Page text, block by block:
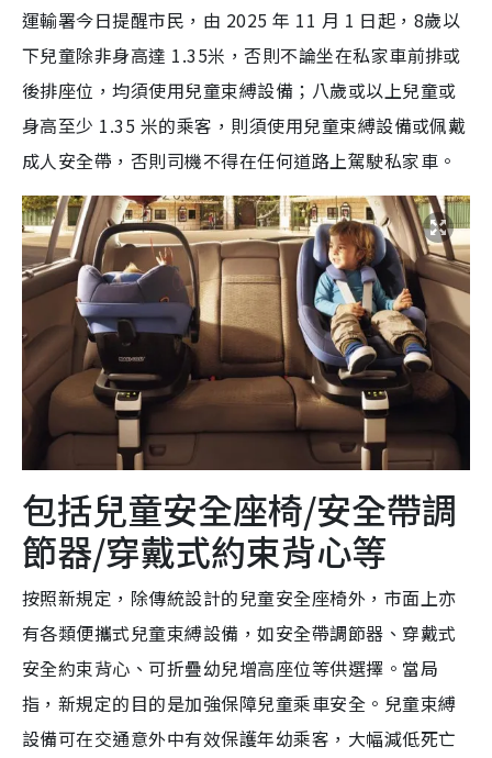
運輸署今日提醒市民，由 2025 年 11 月 1 日起，8歲以
下兒童除非身高達 1.35米，否則不論坐在私家車前排或
後排座位，均須使用兒童束縛設備；八歲或以上兒童或
身高至少 1.35 米的乘客，則須使用兒童束縛設備或佩戴
成人安全帶，否則司機不得在任何道路上駕駛私家車。
包括兒童安全座椅/安全帶調
節器/穿戴式約束背心等
按照新規定，除傳統設計的兒童安全座椅外，市面上亦
有各類便攜式兒童束縛設備，如安全帶調節器、穿戴式
安全約束背心、可折疊幼兒增高座位等供選擇。當局
指，新規定的目的是加強保障兒童乘車安全。兒童束縛
設備可在交通意外中有效保護年幼乘客，大幅減低死亡